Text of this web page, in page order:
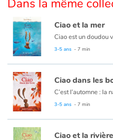
À l'école
Fêtes et évènements
Amour et amitié
Sujets de société
Émotions et sentiments
Dans la même
Ciao et la mer
3-5 ans - 7 min
Ciao dans les
3-5 ans - 7 min
Ciao et la rivière